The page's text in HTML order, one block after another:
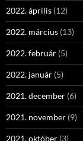
2022. április (12)
2022. március (13)
2022. február (5)
2022. január (5)
2021. december (6)
2021. november (9)
2021. október (3)